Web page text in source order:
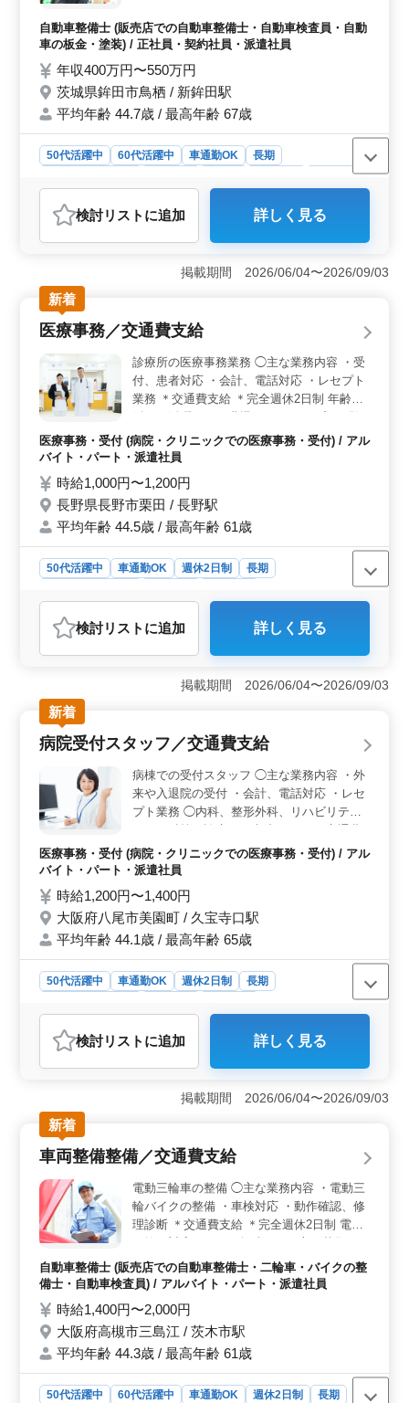
会保険完備に加えて退職金制度もあり、福利厚生が整っ
た環境で安心して長く働ける職場です。
OK（無料駐車場完備） ＊賞与あり ＊交通
費支給 鈑金塗装の両方をおまかせできる方
ぜひ発揮してください！
自動車整備士 (販売店での自動車整備士・自動車検査員・自動
車の板金・塗装) / 正社員・契約社員・派遣社員
年収400万円〜550万円
茨城県鉾田市鳥栖 / 新鉾田駅
平均年齢 44.7歳 / 最高年齢 67歳
50代活躍中 60代活躍中 車通勤OK
長期
派遣社員
おすすめポイント
＜充実の休日＞ 残業少なめで仕事とプライベートのメ
リハリをつけやすく、無理なく勤務できます。日曜・祝
日休みがあり、安定した働き方を目指せる環境で
す。 ＜経験を活かせる＞ 板金塗装業務としてバン
パーやドア、ボンネットの脱着、ボディコーティング、
洗車作業を担当します。これまでの鈑金塗装経験を活か
して活躍できるお仕事です。 ＜安心の待遇＞ マイ
カー通勤OKで無料駐車場を利用でき、通勤負担を抑えら
れる環境です。賞与、交通費、社会保険などの福利厚生
も整っており、安心して長く働ける環境です。
検討リスト に追加 詳しく見る
掲載期間 2026/06/04〜2026/09/03
新着
医療事務／交通費支給
診療所の医療事務業務 ◯主な業務内容 ・受
付、患者対応 ・会計、電話対応 ・レセプト
業務 ＊交通費支給 ＊完全週休2日制 年齢関
があればスムーズに即戦力になれます！
医療事務・受付 (病院・クリニックでの医療事務・受付) / アル
バイト・パート・派遣社員
時給1,000円〜1,200円
長野県長野市栗田 / 長野駅
平均年齢 44.5歳 / 最高年齢 61歳
50代活躍中 車通勤OK 週休2日制
長期
医療事務・受付
おすすめポイント
＜充実の休日＞ 完全週休2日制で予定を立てやすく、夏
季休暇や年末年始休暇もあり、プライベートと両立しや
すい環境です。残業なしのため、無理なく安定した勤務
を続けられます。 ＜経験を活かせる＞ 診療所での
医療事務として、受付、会計、電話対応、レセプト業務
を担当します。これまでの診療報酬請求経験を活かし、
即戦力として活躍できるお仕事です。 ＜安心の待遇
＞ 交通費支給や社会保険などの福利厚生が整ってお
り、通勤負担を抑えながら働ける環境です。経験を活か
して安心して長く働ける環境です。
検討リスト に追加 詳しく見る
掲載期間 2026/06/04〜2026/09/03
新着
病院受付スタッフ／交通費支給
病棟での受付スタッフ ◯主な業務内容 ・外
来や入退院の受付 ・会計、電話対応 ・レセ
プト業務 ◯内科、整形外科、リハビリテー
支給 ＊完全週休2日制 ＊賞与あり レセプト
のスキルを存分活かせる仕事です。 経験豊
医療事務・受付 (病院・クリニックでの医療事務・受付) / アル
バイト・パート・派遣社員
時給1,200円〜1,400円
大阪府八尾市美園町 / 久宝寺口駅
平均年齢 44.1歳 / 最高年齢 65歳
50代活躍中 車通勤OK 週休2日制
長期
医療事務・受付
おすすめポイント
＜充実の休日＞ 完全週休2日制で予定を立てやすく、仕
事とプライベートのメリハリをつけて働けます。残業な
しのため、無理なく安定した勤務を続けやすい環境で
す。 ＜経験を活かせる＞ 病院受付スタッフとし
て、外来や入退院の受付、会計、電話対応、レセプト業
務を担当します。これまでの診療報酬請求経験を活か
し、即戦力として活躍できるお仕事です。 ＜安心の
待遇＞ 交通費支給や賞与、社会保険などの福利厚生が
整っており、通勤負担を抑えながら働ける環境です。経
験を活かして安心して長く働ける環境です。
検討リスト に追加 詳しく見る
掲載期間 2026/06/04〜2026/09/03
新着
車両整備整備／交通費支給
電動三輪車の整備 ◯主な業務内容 ・電動三
輪バイクの整備 ・車検対応 ・動作確認、修
理診断 ＊交通費支給 ＊完全週休2日制 電動
す。 これまでの修理、整備経験が活きるお
仕事です。
自動車整備士 (販売店での自動車整備士・二輪車・バイクの整
備士・自動車検査員) / アルバイト・パート・派遣社員
時給1,400円〜2,000円
大阪府高槻市三島江 / 茨木市駅
平均年齢 44.3歳 / 最高年齢 61歳
50代活躍中 60代活躍中 車通勤OK 週休2日制
長期